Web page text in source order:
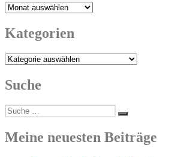
Archiv
Kategorien
Kategorien
Suche
Suche
nach:
Suchen
Meine neuesten Beiträge